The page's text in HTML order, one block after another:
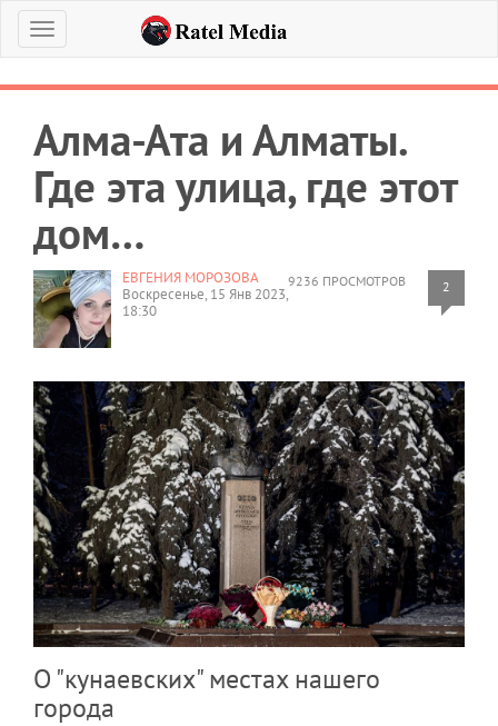
Меню
Алма-Ата и Алматы.
Где эта улица, где этот
дом…
9236 ПРОСМОТРОВ 2
ЕВГЕНИЯ МОРОЗОВА
Воскресенье, 15 Янв 2023,
18:30
О "кунаевских" местах нашего
города